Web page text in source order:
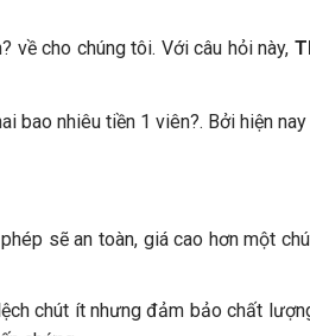
về cho chúng tôi. Với câu hỏi này,
bao nhiêu tiền 1 viên?. Bởi hiện
sẽ an toàn, giá cao hơn một
chút ít nhưng đảm bảo chất